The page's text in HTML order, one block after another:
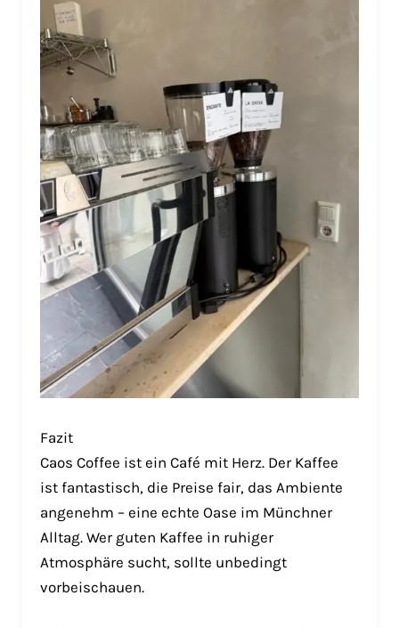
Fazit
Caos Coffee ist ein Café mit Herz. Der Kaffee
ist fantastisch, die Preise fair, das Ambiente
angenehm – eine echte Oase im Münchner
Alltag. Wer guten Kaffee in ruhiger
Atmosphäre sucht, sollte unbedingt
vorbeischauen.